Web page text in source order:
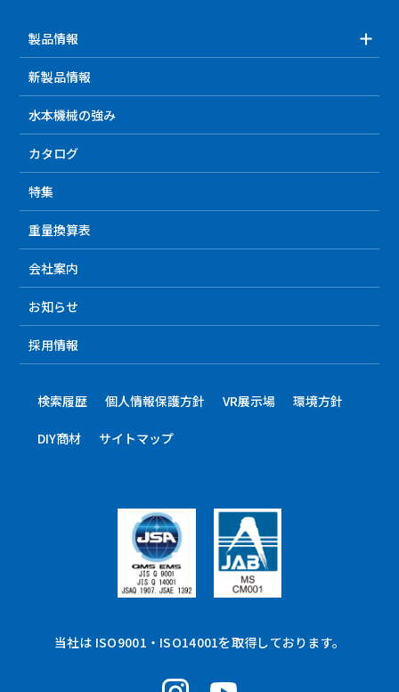
製品情報
新製品情報
水本機械の強み
カタログ
特集
重量換算表
会社案内
お知らせ
採用情報
検索履歴 個人情報保護方針 VR展示場 環境方針
DIY商材 サイトマップ
当社は ISO9001・ISO14001を取得しております。